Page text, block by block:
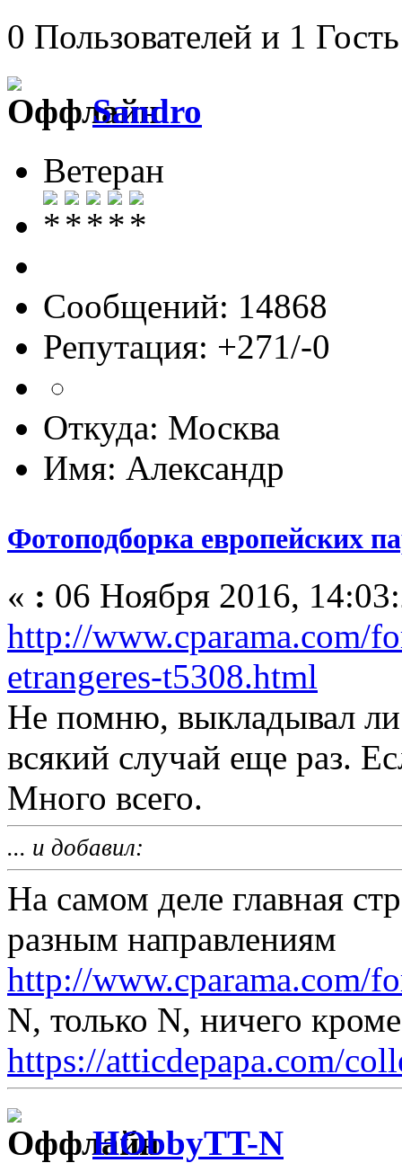
0 Пользователей и 1
Sandro
Ветеран
Сообщений: 14868
Репутация: +271/-0
Откуда: Москва
Имя: Александр
Фотоподборка европейских
« : 06 Ноября 2016,
http://www.cparama.com/
etrangeres-t5308.html
Не помню, выкладывал ли
всякий случай еще раз.
Много всего.
... и добавил:
На самом деле главная
разным направлениям
http://www.cparama.com/
N, только N, ничего
https://atticdepapa.com/
HObbyTT-N